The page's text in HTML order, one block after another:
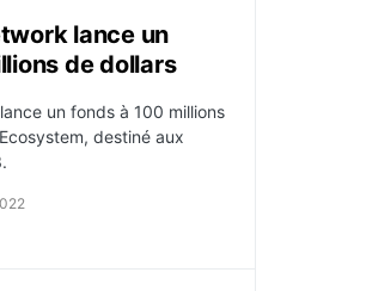
lance un
de dollars
un fonds à 100 millions
destiné aux